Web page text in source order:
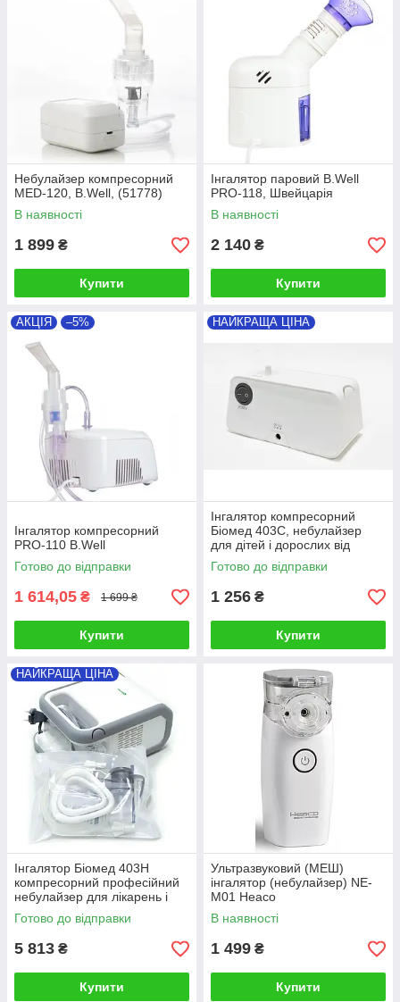
Небулайзер компресорний
MED-120, B.Well, (51778)
В наявності
1 899 ₴
Купити
Інгалятор паровий B.Well
PRO-118, Швейцарія
В наявності
2 140 ₴
Купити
АКЦІЯ –5%
Інгалятор компресорний
PRO-110 B.Well
Готово до відправки
1 614,05 ₴ 1 699 ₴
Купити
НАЙКРАЩА ЦІНА
Інгалятор компресорний
Біомед 403С, небулайзер
для дітей і дорослих від
кашлю
Готово до відправки
1 256 ₴
Купити
НАЙКРАЩА ЦІНА
Інгалятор Біомед 403H
компресорний професійний
небулайзер для лікарень і
клінік
Готово до відправки
5 813 ₴
Купити
Ультразвуковий (МЕШ)
інгалятор (небулайзер) NE-
M01 Heaco
В наявності
1 499 ₴
Купити